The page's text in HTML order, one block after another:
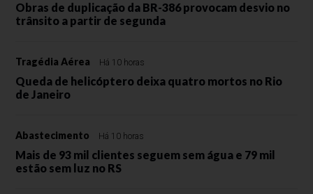
Obras de duplicação da BR-386 provocam desvio no
trânsito a partir de segunda
Tragédia Aérea Há 10 horas
Queda de helicóptero deixa quatro mortos no Rio
de Janeiro
Abastecimento Há 10 horas
Mais de 93 mil clientes seguem sem água e 79 mil
estão sem luz no RS